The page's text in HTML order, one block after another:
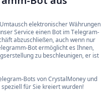
elektronischer Währungen
Service einen Bot im Telegram-
abzuschließen, auch wenn nur
Bot ermöglicht es Ihnen,
zu beschleunigen, er ist
Bots von CrystalMoney und
für Sie kreiert wurden!